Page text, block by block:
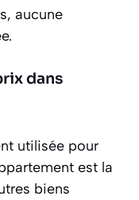
aucune
dans
utilisée pour
est la
biens